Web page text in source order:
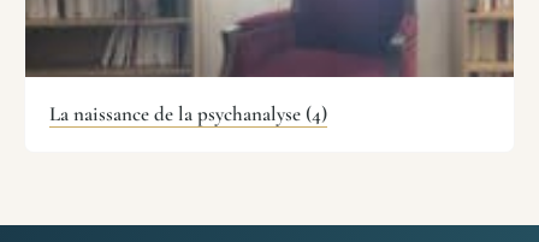
La naissance de la psychanalyse (4)